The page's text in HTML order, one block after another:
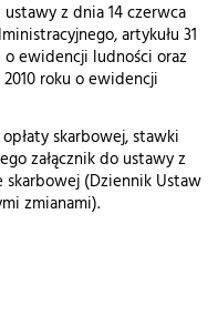
z dnia 14 czerwca
artykułu 31
ewidencji ludności oraz
roku o ewidencji
skarbowej, stawki
załącznik do ustawy z
skarbowej (Dziennik Ustaw
zmianami).